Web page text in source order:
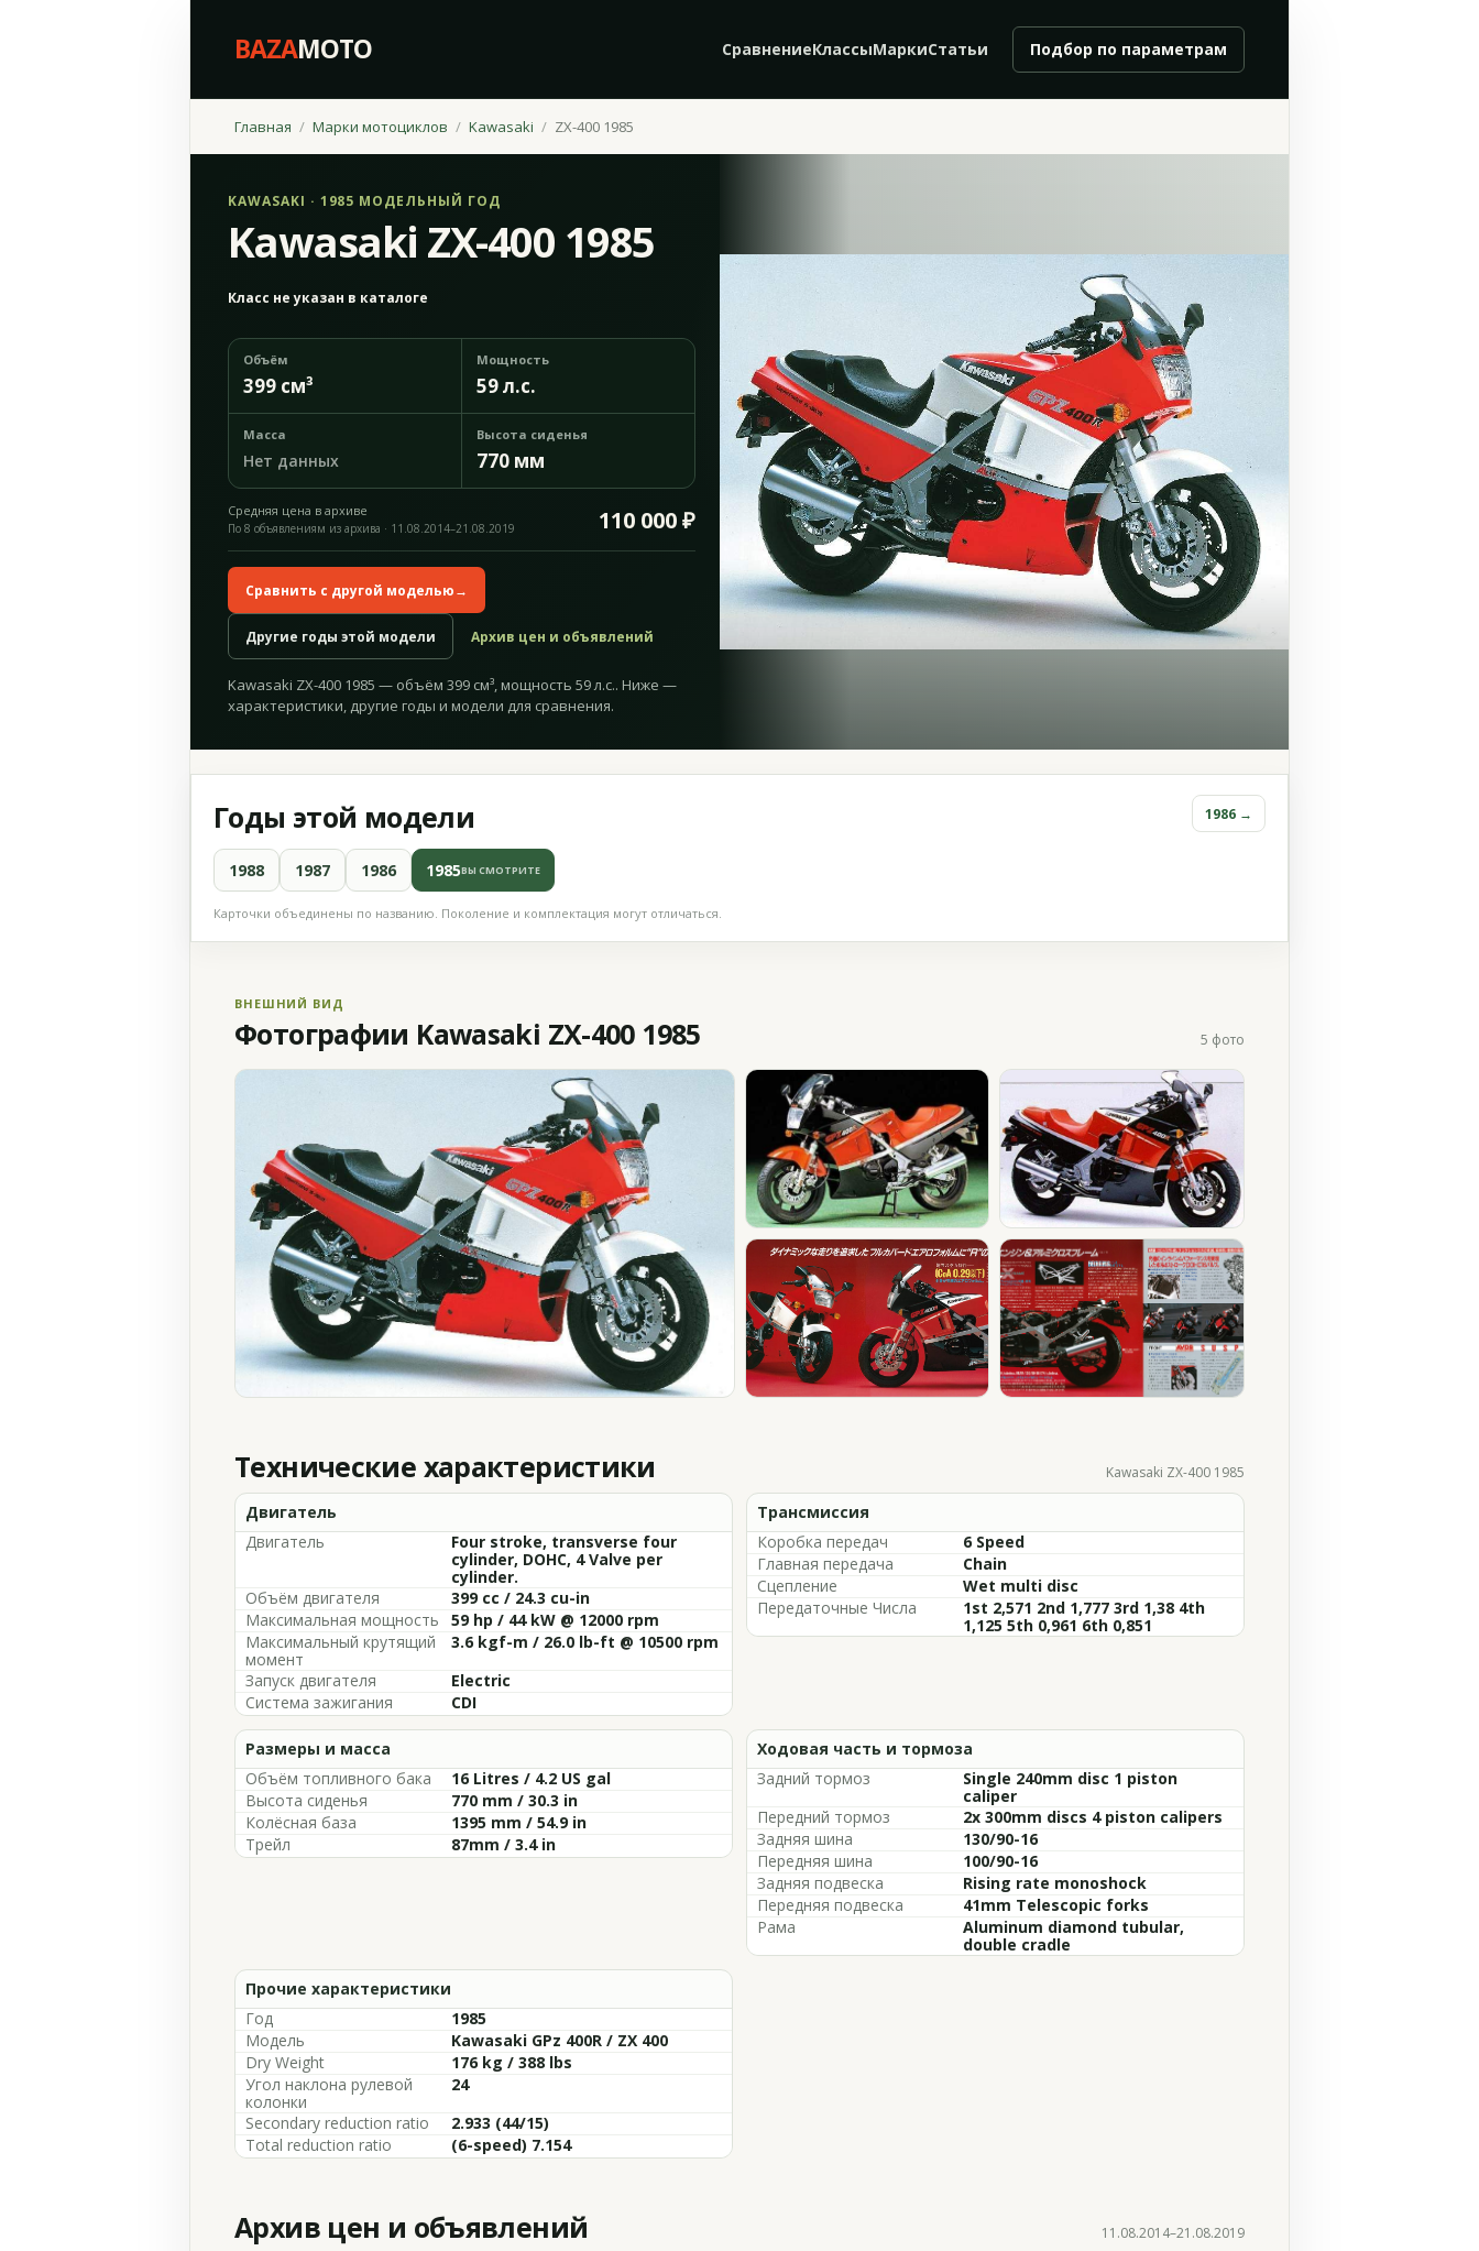
BAZAMOTO СравнениеКлассыМаркиСтатьи Подбор по параметрам
Главная Марки мотоциклов Kawasaki ZX-400 1985
KAWASAKI · 1985 МОДЕЛЬНЫЙ ГОД
Kawasaki ZX-400 1985
Класс не указан в каталоге
Объём
399 см³
Мощность
59 л.с.
Масса
Нет данных
Высота сиденья
770 мм
Средняя цена в архиве 110 000 ₽
По 8 объявлениям из архива · 11.08.2014–21.08.2019
Сравнить с другой моделью→
Другие годы этой модели Архив цен и объявлений
Kawasaki ZX-400 1985 — объём 399 см³, мощность 59 л.с.. Ниже —
характеристики, другие годы и модели для сравнения.
Годы этой модели 1986 →
1988 1987 1986 1985ВЫ СМОТРИТЕ
Карточки объединены по названию. Поколение и комплектация могут отличаться.
ВНЕШНИЙ ВИД
Фотографии Kawasaki ZX-400 1985 5 фото
Технические характеристики Kawasaki ZX-400 1985
Двигатель
Двигатель
Four stroke, transverse four
cylinder, DOHC, 4 Valve per
cylinder.
Объём двигателя
399 cc / 24.3 cu-in
Максимальная мощность
59 hp / 44 kW @ 12000 rpm
Максимальный крутящий
момент
3.6 kgf-m / 26.0 lb-ft @ 10500 rpm
Запуск двигателя
Electric
Система зажигания
CDI
Трансмиссия
Коробка передач
6 Speed
Главная передача
Chain
Сцепление
Wet multi disc
Передаточные Числа
1st 2,571 2nd 1,777 3rd 1,38 4th
1,125 5th 0,961 6th 0,851
Размеры и масса
Объём топливного бака
16 Litres / 4.2 US gal
Высота сиденья
770 mm / 30.3 in
Колёсная база
1395 mm / 54.9 in
Трейл
87mm / 3.4 in
Ходовая часть и тормоза
Задний тормоз
Single 240mm disc 1 piston
caliper
Передний тормоз
2x 300mm discs 4 piston calipers
Задняя шина
130/90-16
Передняя шина
100/90-16
Задняя подвеска
Rising rate monoshock
Передняя подвеска
41mm Telescopic forks
Рама
Aluminum diamond tubular,
double cradle
Прочие характеристики
Год
1985
Модель
Kawasaki GPz 400R / ZX 400
Dry Weight
176 kg / 388 lbs
Угол наклона рулевой
колонки
24
Secondary reduction ratio
2.933 (44/15)
Total reduction ratio
(6-speed) 7.154
Архив цен и объявлений 11.08.2014–21.08.2019